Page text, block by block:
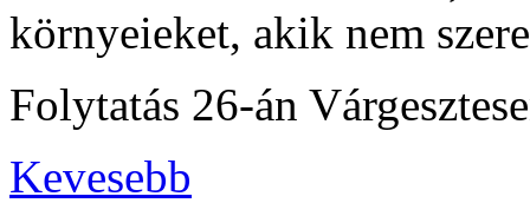
környeieket, akik nem
Folytatás 26-án
Kevesebb